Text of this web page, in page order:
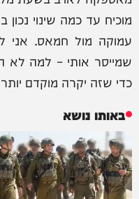
מוכיח עד כמה שינוי
עמוקה מול חמאס.
שמייסר אותי – למה לא
כדי שזה יקרה מוקדם
באותו נושא